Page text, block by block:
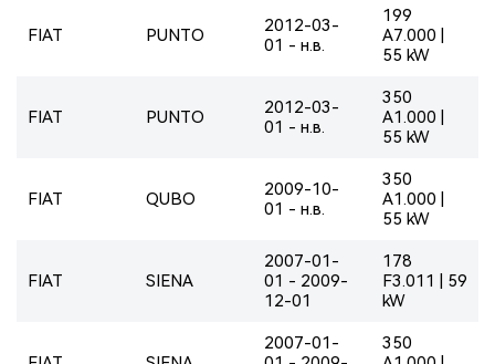
FIAT PUNTO
2012-03-
01 - н.в.
199
A7.000 |
55 kW
FIAT PUNTO
2012-03-
01 - н.в.
350
A1.000 |
55 kW
FIAT QUBO
2009-10-
01 - н.в.
350
A1.000 |
55 kW
FIAT SIENA
2007-01-
01 - 2009-
12-01
178
F3.011 | 59
kW
2007-01-
350